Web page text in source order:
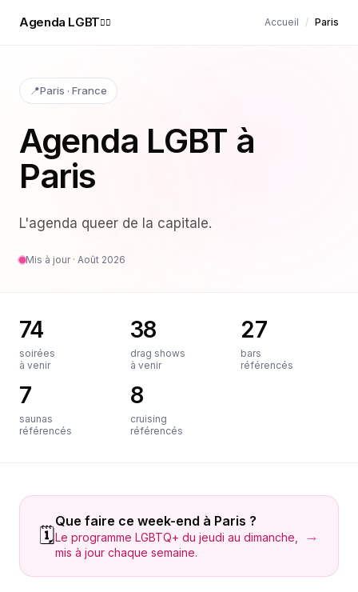
Agenda LGBT🏳️‍🌈 Accueil / Paris
📍Paris · France
Agenda LGBT à
Paris
L'agenda queer de la capitale.
Mis à jour · Août 2026
74
soirées
à venir
38
drag shows
à venir
27
bars
référencés
7
saunas
référencés
8
cruising
référencés
🗓️
Que faire ce week-end à Paris ?
Le programme LGBTQ+ du jeudi au dimanche,
mis à jour chaque semaine.
→